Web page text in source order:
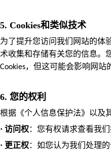
5. Cookies和类似技术
为了提升您访问我们网站的体
术收集和存储有关您的信息。
Cookies，但这可能会影响网站
6. 您的权利
根据《个人信息保护法》以及
· 访问权：您有权请求查看我
· 更正权：如您认为我们处理